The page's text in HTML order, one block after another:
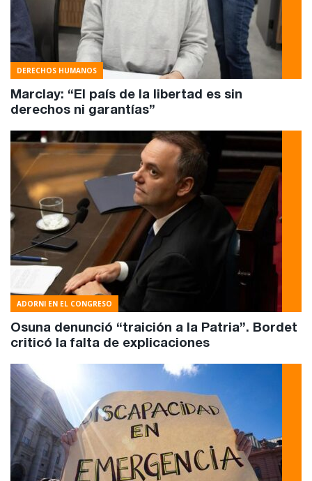
DERECHOS HUMANOS
Marclay: “El país de la libertad es sin
derechos ni garantías”
ADORNI EN EL CONGRESO
Osuna denunció “traición a la Patria”. Bordet
criticó la falta de explicaciones